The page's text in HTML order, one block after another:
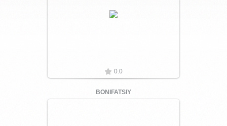
Увеличить
0.0
BONIFATSIY